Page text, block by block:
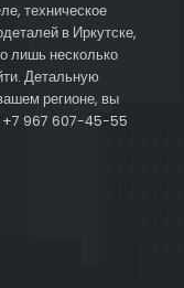
техническое
в Иркутске,
лишь несколько
Детальную
регионе, вы
+7 967 607-45-55